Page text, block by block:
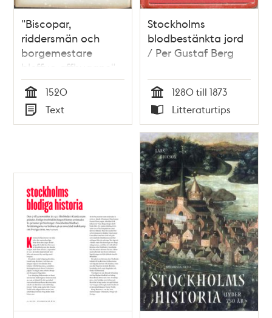
"Biscopar,
riddersmän och
borgemestare
bleffuo affhuggne" -
Stockholms
blodbad enligt
Olaus Petri
Tid
1520
Typ
Text
Stockholms
blodbestänkta jord
/ Per Gustaf Berg
Tid
1280 till 1873
Typ
Litteraturtips